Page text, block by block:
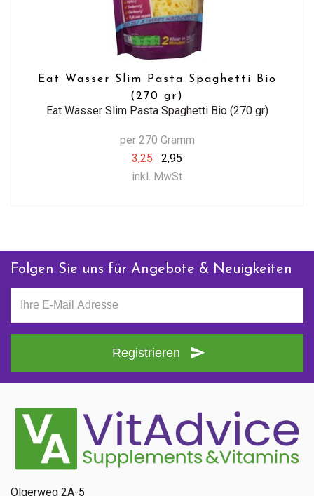
Eat Wasser Slim Pasta Spaghetti Bio
(270 gr)
Eat Wasser Slim Pasta Spaghetti Bio (270 gr)
per 270 Gramm
3,25
2,95
inkl. MwSt
Folgen Sie uns für Angebote & Neuigkeiten
Registrieren
Olgerweg 2A-5